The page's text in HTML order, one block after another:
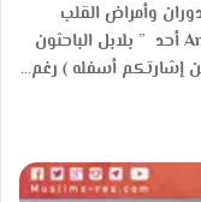
العلمية 1 جهاز الدوران وأمراض القلب
المقال الصوتية من تغريد أختنا Amany Rashwan أحد ” بلابل الباحثون
إشارتكم أسفله ) رغم…